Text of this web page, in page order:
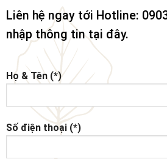
Liên hệ ngay tới Hotline:
nhập thông tin tại đây.
Họ & Tên (*)
Số điện thoại (*)